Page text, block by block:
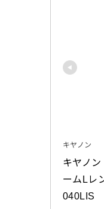
キヤノン
キヤノ
ームLレ
040LIS